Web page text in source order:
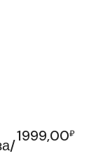
1999,00₽